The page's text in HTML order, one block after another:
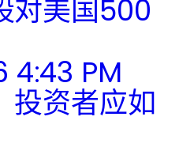
对美国500
4:43 PM
投资者应如